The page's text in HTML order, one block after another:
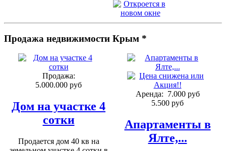
Продажа недвижимости Крым *
Продажа:
5.000.000 руб
Дом на участке 4
сотки
Продается дом 40 кв на
Аренда: 7.000 руб
5.500 руб
Апартаменты в
Ялте,...